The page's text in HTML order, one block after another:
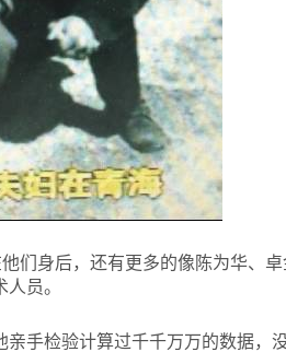
们身后，还有更多的像陈为华、
员。
手检验计算过千千万万的数据，